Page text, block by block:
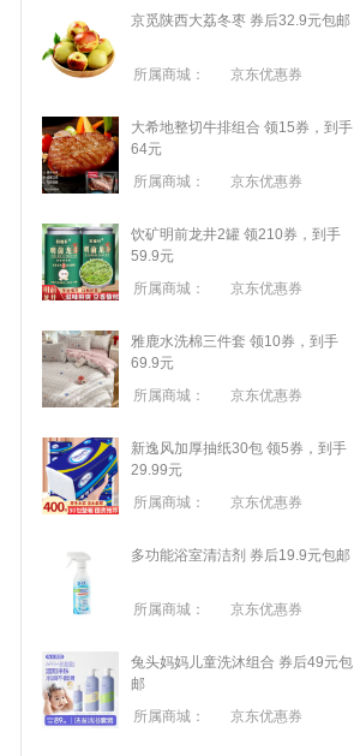
京觅陕西大荔冬枣 券后32.9元包邮
所属商城： 京东优惠券
大希地整切牛排组合 领15券，到手
64元
所属商城：
京东优惠券
饮矿明前龙井2罐 领210券，到手
59.9元
所属商城：
京东优惠券
雅鹿水洗棉三件套 领10券，到手
69.9元
所属商城：
京东优惠券
新逸风加厚抽纸30包 领5券，到手
29.99元
所属商城：
京东优惠券
多功能浴室清洁剂 券后19.9元包邮
所属商城： 京东优惠券
兔头妈妈儿童洗沐组合 券后49元包
邮
所属商城：
京东优惠券